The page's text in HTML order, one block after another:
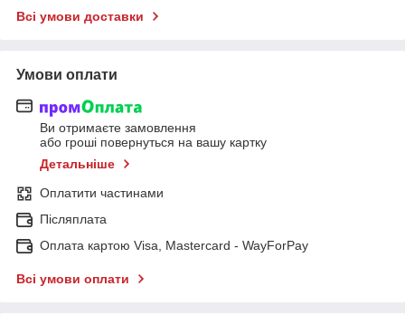
Всі умови доставки
Умови оплати
Ви отримаєте замовлення
або гроші повернуться на вашу картку
Детальніше
Оплатити частинами
Післяплата
Оплата картою Visa, Mastercard - WayForPay
Всі умови оплати